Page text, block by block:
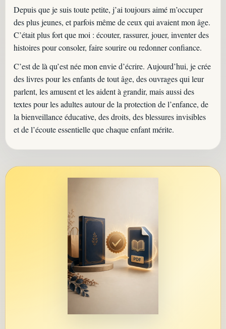
Depuis que je suis toute petite, j’ai toujours aimé m’occuper
des plus jeunes, et parfois même de ceux qui avaient mon âge.
C’était plus fort que moi : écouter, rassurer, jouer, inventer des
histoires pour consoler, faire sourire ou redonner confiance.
C’est de là qu’est née mon envie d’écrire. Aujourd’hui, je crée
des livres pour les enfants de tout âge, des ouvrages qui leur
parlent, les amusent et les aident à grandir, mais aussi des
textes pour les adultes autour de la protection de l’enfance, de
la bienveillance éducative, des droits, des blessures invisibles
et de l’écoute essentielle que chaque enfant mérite.